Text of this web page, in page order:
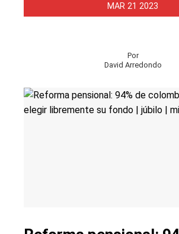
MAR 21 2023
Por
David Arredondo